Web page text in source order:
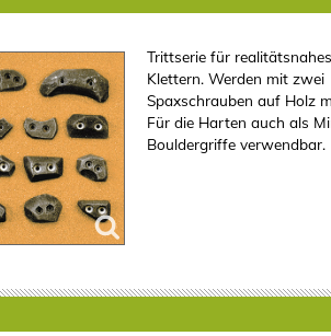
Trittserie für realitätsnahes
Klettern. Werden mit zwei
Spaxschrauben auf Holz
Für die Harten auch als
Bouldergriffe verwendbar.